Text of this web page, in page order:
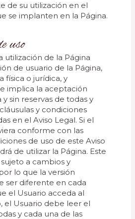
de su utilización en el
se implanten en la Página.
uso
utilización de la Página
de usuario de la Página,
física o jurídica, y
implica la aceptación
sin reservas de todas y
y condiciones
en el Aviso Legal. Si el
conforme con las
de uso de este Aviso
de utilizar la Página. Este
a cambios y
lo que la versión
ser diferente en cada
el Usuario acceda al
el Usuario debe leer el
y cada una de las